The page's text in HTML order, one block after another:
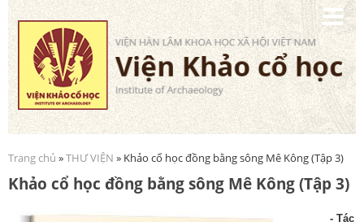
Nhảy
đến
nội
dung
Bạn đang ở đây
Trang chủ »THƯ VIỆN » Khảo cổ học đồng bằng sông Mê Kông (Tập 3)
Khảo cổ học đồng bằng sông Mê Kông (Tập 3)
- Tác